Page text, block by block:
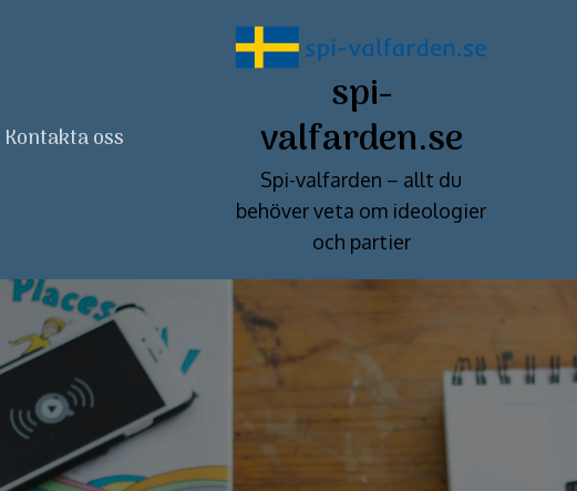
Kontakta oss
spi-
valfarden.se
Spi-valfarden – allt du
behöver veta om ideologier
och partier